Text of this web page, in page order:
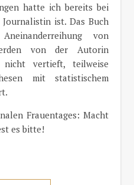
hatte ich bereits bei
ist. Das Buch
von
von der Autorin
nicht vertieft, teilweise
mit statistischem
Frauentages: Macht
es bitte!